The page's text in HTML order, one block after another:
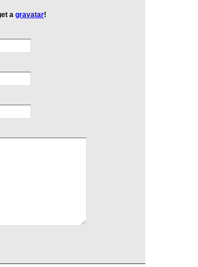
a gravatar!